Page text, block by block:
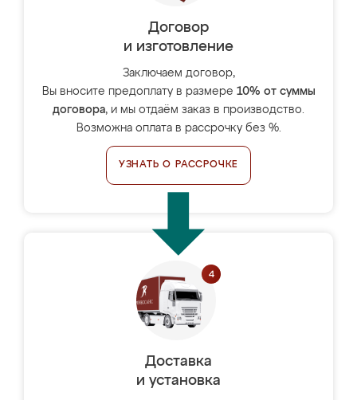
Договор
и изготовление
Заключаем договор,
Вы вносите предоплату в размере 10% от суммы
договора, и мы отдаём заказ в производство.
Возможна оплата в рассрочку без %.
УЗНАТЬ О РАССРОЧКЕ
Доставка
и установка